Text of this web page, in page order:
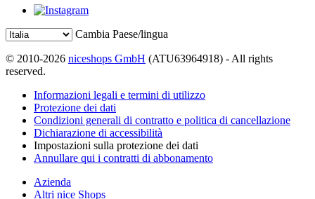
Cambia Paese/lingua
© 2010-2026 niceshops GmbH (ATU63964918) - All rights
reserved.
Informazioni legali e termini di utilizzo
Protezione dei dati
Condizioni generali di contratto e politica di cancellazione
Dichiarazione di accessibilità
Impostazioni sulla protezione dei dati
Annullare qui i contratti di abbonamento
Azienda
Altri nice Shops